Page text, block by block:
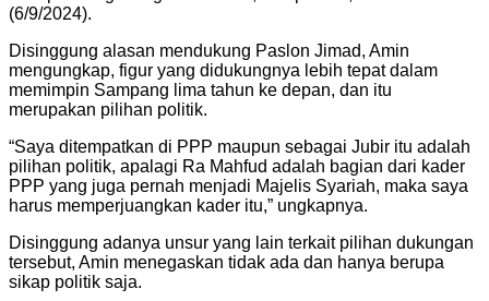
(6/9/2024).
Disinggung alasan mendukung Paslon Jimad, Amin
mengungkap, figur yang didukungnya lebih tepat dalam
memimpin Sampang lima tahun ke depan, dan itu
merupakan pilihan politik.
“Saya ditempatkan di PPP maupun sebagai Jubir itu adalah
pilihan politik, apalagi Ra Mahfud adalah bagian dari kader
PPP yang juga pernah menjadi Majelis Syariah, maka saya
harus memperjuangkan kader itu,” ungkapnya.
Disinggung adanya unsur yang lain terkait pilihan dukungan
tersebut, Amin menegaskan tidak ada dan hanya berupa
sikap politik saja.